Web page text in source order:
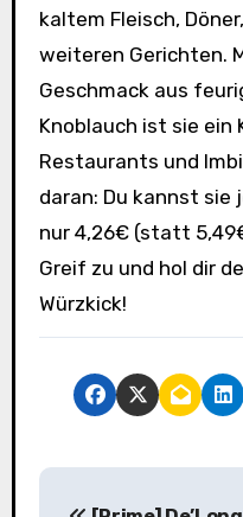
kaltem Fleisch,
weiteren Gerichten.
Geschmack aus
Knoblauch ist sie ein
Restaurants und
daran: Du kannst sie
nur 4,26€ (statt
Greif zu und hol dir
Würzkick!
B